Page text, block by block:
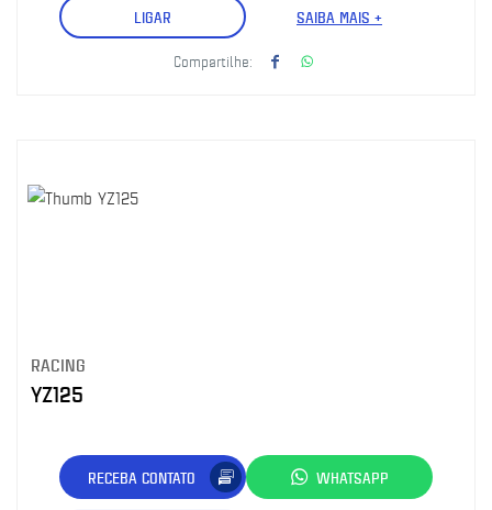
LIGAR SAIBA MAIS +
Compartilhe:
RACING
YZ125
RECEBA CONTATO WHATSAPP